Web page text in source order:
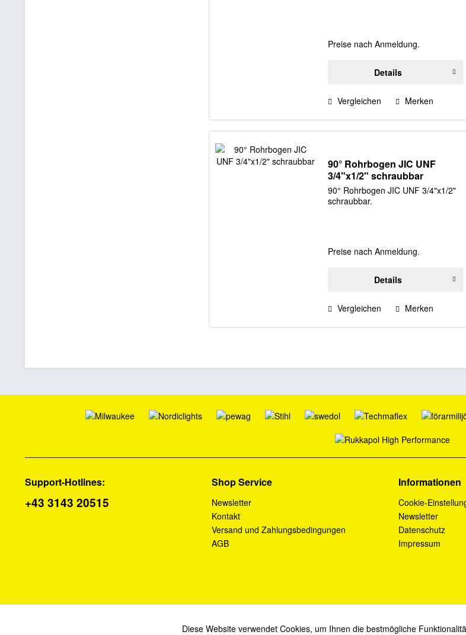
Preise nach Anmeldung.
Details
Vergleichen Merken
90° Rohrbogen JIC UNF
3/4"x1/2" schraubbar
90° Rohrbogen JIC UNF 3/4"x1/2"
schraubbar.
Preise nach Anmeldung.
Details
Vergleichen Merken
Support-Hotlines:
+43 3143 20515
Shop Service
Newsletter
Kontakt
Versand und Zahlungsbedingungen
AGB
Informationen
Cookie-
Newsletter
Datenschutz
Impressum
Diese Website verwendet Cookies, um Ihnen die bestmögliche